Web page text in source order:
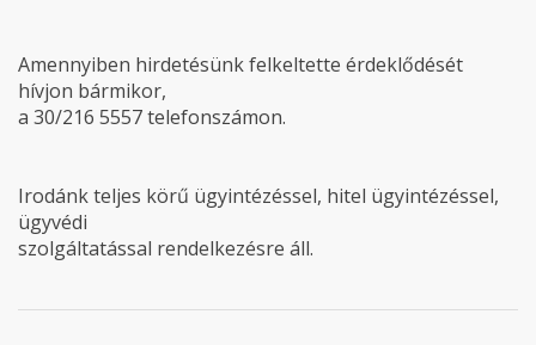
Amennyiben hirdetésünk felkeltette érdeklődését
hívjon bármikor,
a 30/216 5557 telefonszámon.
Irodánk teljes körű ügyintézéssel, hitel ügyintézéssel,
ügyvédi
szolgáltatással rendelkezésre áll.